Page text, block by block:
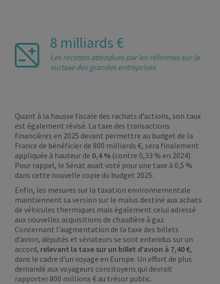
8 milliards €
Les recettes attendues par les réformes sur la
surtaxe des grandes entreprises.
Quant à la hausse fiscale des rachats d’actions, son taux
est également révisé. La taxe des transactions
financières en 2025 devant permettre au budget de la
France de bénéficier de 800 milliards €, sera finalement
appliquée à hauteur de 0,4 % (contre 0,33 % en 2024).
Pour rappel, le Sénat avait voté pour une taxe à 0,5 %
dans cette nouvelle copie du budget 2025.
Enfin, les mesures sur la taxation environnementale
maintiennent sa version sur le malus destiné aux achats
de véhicules thermiques mais également celui adressé
aux nouvelles acquisitions de chaudière à gaz.
Concernant l’augmentation de la taxe des billets
d’avion, députés et sénateurs se sont entendus sur un
accord, relevant la taxe sur un billet d’avion à 7,40 €,
dans le cadre d’un voyage en Europe. Un effort de plus
demandé aux voyageurs concitoyens qui devrait
rapporter 800 millions € au trésor public.